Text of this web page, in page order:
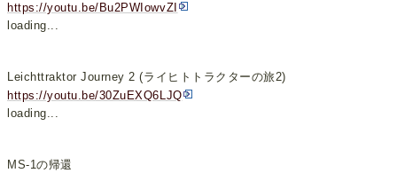
https://youtu.be/Bu2PWIowvZI
loading...
Leichttraktor Journey 2 (ライヒトトラクターの旅2)
https://youtu.be/30ZuEXQ6LJQ
loading...
MS-1の帰還